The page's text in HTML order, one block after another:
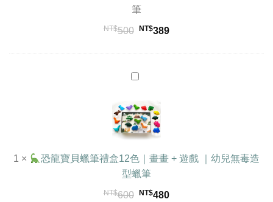
贈
橡
擦
幼
兒
無
造
型
蠟
筆
NT$500 NT$389
龍
寶
貝
筆
禮
1 ×
恐龍寶貝蠟筆禮盒12色｜畫畫 + 遊戲 ｜幼兒無毒造
型蠟筆
NT$600 原
NT$480目